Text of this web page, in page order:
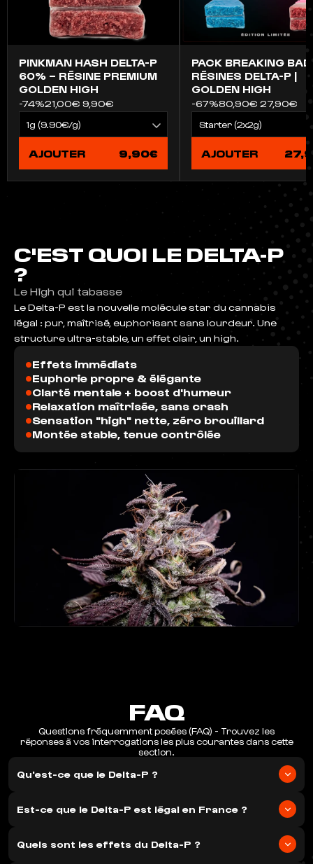
PINKMAN HASH DELTA-P
60% – RÉSINE PREMIUM
GOLDEN HIGH
-74%21,00€ 9,90€
AJOUTER 9,90€
PACK BREAKING
RÉSINES DELTA-P |
GOLDEN HIGH
-67%80,90€ 27,90€
AJOUTER
C'EST QUOI LE DELTA-P
?
Le High qui tabasse
Le Delta-P est la nouvelle molécule star du cannabis
légal : pur, maîtrisé, euphorisant sans lourdeur. Une
structure ultra-stable, un effet clair, un high.
•Effets immédiats
•Euphorie propre & élégante
•Clarté mentale + boost d'humeur
•Relaxation maîtrisée, sans crash
•Sensation "high" nette, zéro brouillard
•Montée stable, tenue contrôlée
FAQ
Questions fréquemment posées (FAQ) - Trouvez les
réponses à vos interrogations les plus courantes dans cette
section.
Qu'est-ce que le Delta-P ?
similaires au THC traditionnel mais avec une structure
moléculaire différente. Il est parfaitement légal en France et
Est-ce que le Delta-P est légal en France ?
Européenne. Nos produits respectent la réglementation en
Quels sont les effets du Delta-P ?